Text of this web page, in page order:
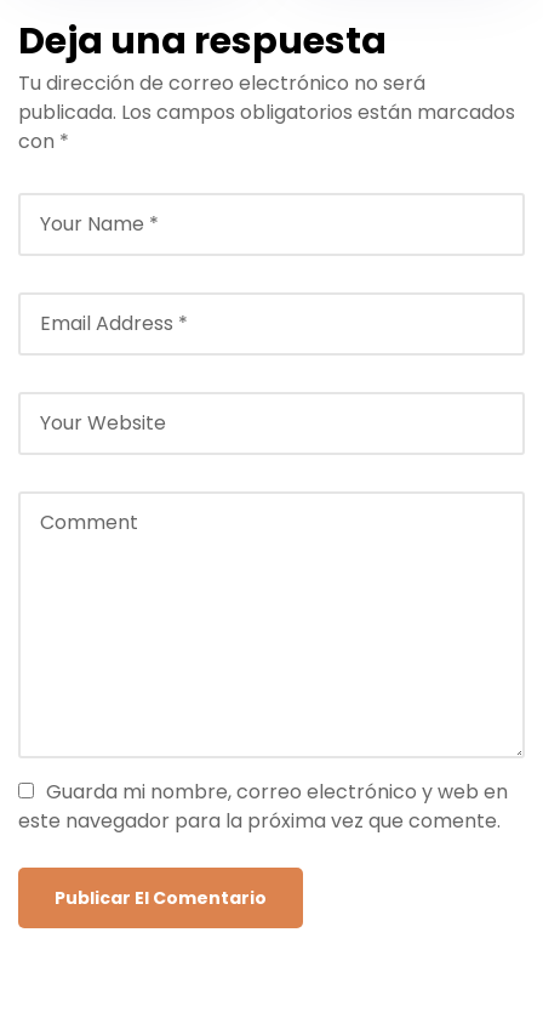
Traslado Privado
Cómoda y
Escénica
Práctica para
Deja una respuesta
Tu dirección de correo electrónico no será
publicada. Los campos obligatorios están marcados
con *
Guarda mi nombre, correo electrónico y web en
este navegador para la próxima vez que comente.